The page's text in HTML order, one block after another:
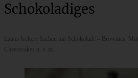
Schokoladiges
Lauter leckere Sachen mit Schokolade – Brownies,
Cheesecakes u. v. m.